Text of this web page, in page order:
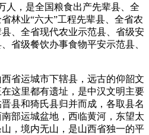
人，是全国粮食出产先辈县、全
林业“六大”工程先辈县、全省农
、全省现代农业示范县、省级安
省级餐饮办事食物平安示范县、
运城市下辖县，远古的仰韶文
这里都有遗址，是中汉文明主要
县和猗氏县归并而成，各取县名
部运城盆地，西临黄河，东望太
，境内无山，是山西省独一的平